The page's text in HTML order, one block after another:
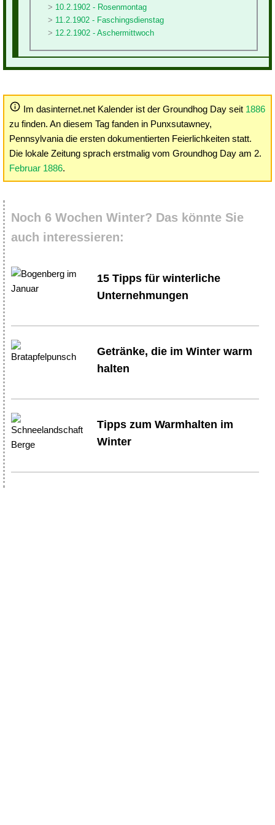
10.2.1902 - Rosenmontag
11.2.1902 - Faschingsdienstag
12.2.1902 - Aschermittwoch
Im dasinternet.net Kalender ist der Groundhog Day seit 1886
zu finden. An diesem Tag fanden in Punxsutawney,
Pennsylvania die ersten dokumentierten Feierlichkeiten statt.
Die lokale Zeitung sprach erstmalig vom Groundhog Day am 2.
Februar 1886.
Noch 6 Wochen Winter? Das könnte Sie
auch interessieren:
15 Tipps für winterliche
Unternehmungen
Getränke, die im Winter warm
halten
Tipps zum Warmhalten im
Winter